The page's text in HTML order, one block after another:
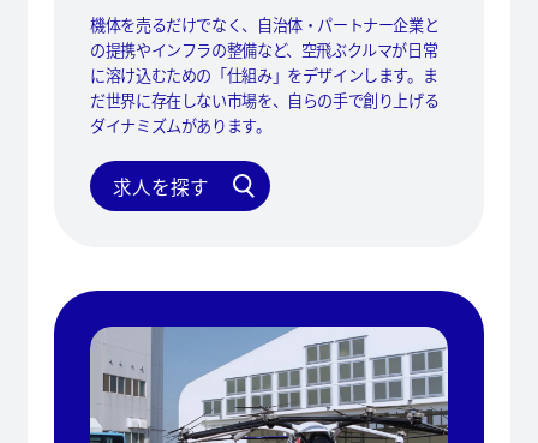
機体を売るだけでなく、自治体・パートナー企業と
の提携やインフラの整備など、空飛ぶクルマが日常
に溶け込むための「仕組み」をデザインします。ま
だ世界に存在しない市場を、自らの手で創り上げる
ダイナミズムがあります。
求人を探す